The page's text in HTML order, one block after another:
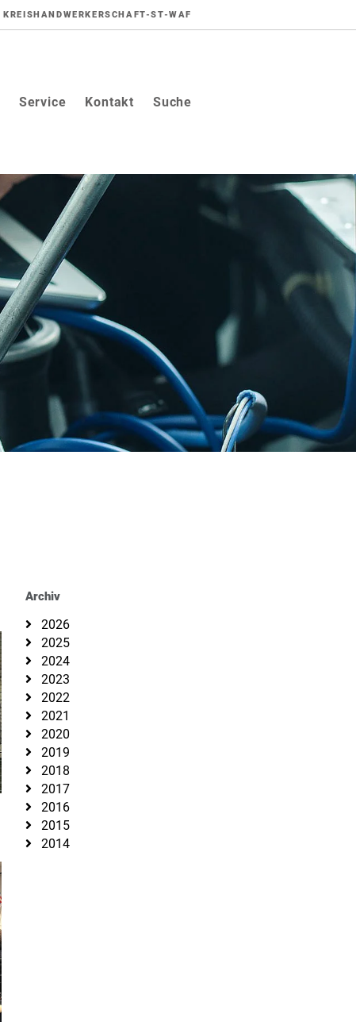
KREISHANDWERKERSCHAFT-ST-WAF
Service Kontakt Suche
Archiv
2026
2025
2024
2023
2022
2021
2020
2019
2018
2017
2016
2015
2014